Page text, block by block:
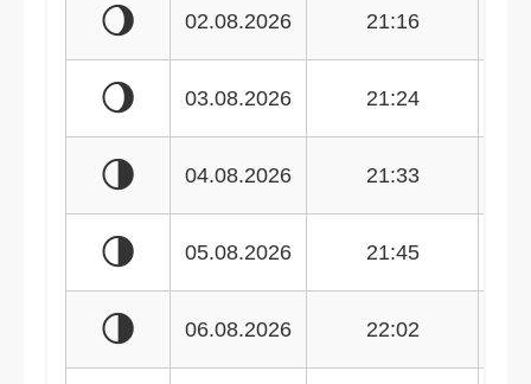
🌖 02.08.2026 21:16
🌖 03.08.2026 21:24
🌗 04.08.2026 21:33
🌗 05.08.2026 21:45
🌗 06.08.2026 22:02